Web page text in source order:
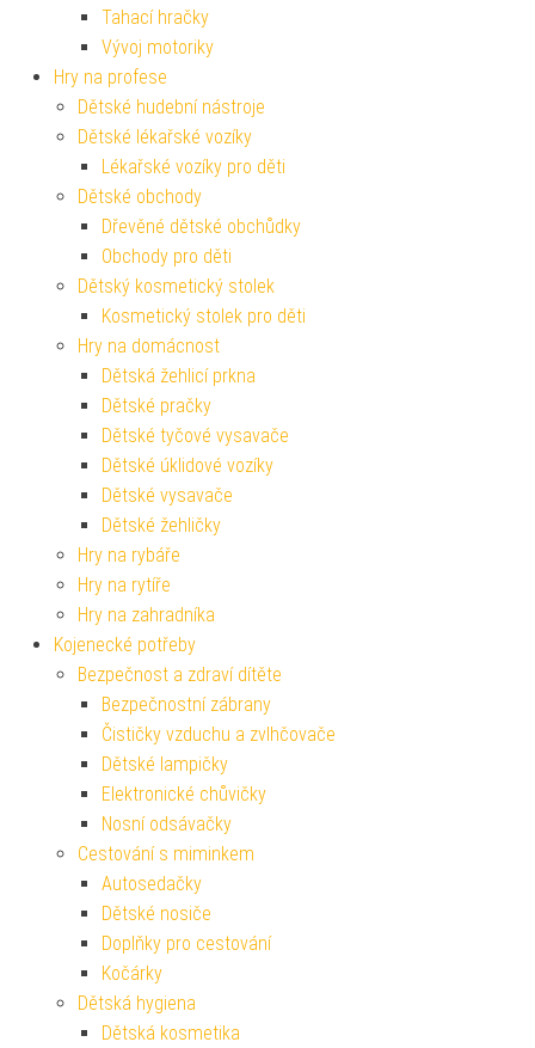
Tahací hračky
Vývoj motoriky
Hry na profese
Dětské hudební nástroje
Dětské lékařské vozíky
Lékařské vozíky pro děti
Dětské obchody
Dřevěné dětské obchůdky
Obchody pro děti
Dětský kosmetický stolek
Kosmetický stolek pro děti
Hry na domácnost
Dětská žehlicí prkna
Dětské pračky
Dětské tyčové vysavače
Dětské úklidové vozíky
Dětské vysavače
Dětské žehličky
Hry na rybáře
Hry na rytíře
Hry na zahradníka
Kojenecké potřeby
Bezpečnost a zdraví dítěte
Bezpečnostní zábrany
Čističky vzduchu a zvlhčovače
Dětské lampičky
Elektronické chůvičky
Nosní odsávačky
Cestování s miminkem
Autosedačky
Dětské nosiče
Doplňky pro cestování
Kočárky
Dětská hygiena
Dětská kosmetika